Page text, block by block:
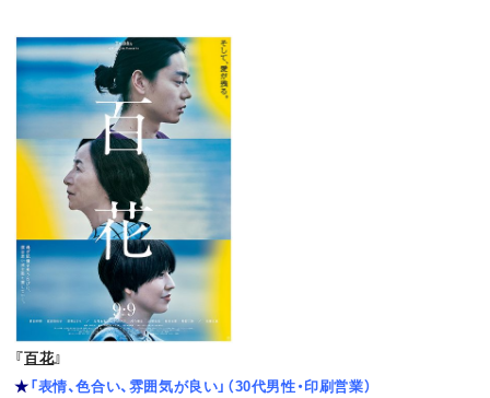
『百花』
★「表情、色合い、雰囲気が良い」（30代男性・印刷営業）